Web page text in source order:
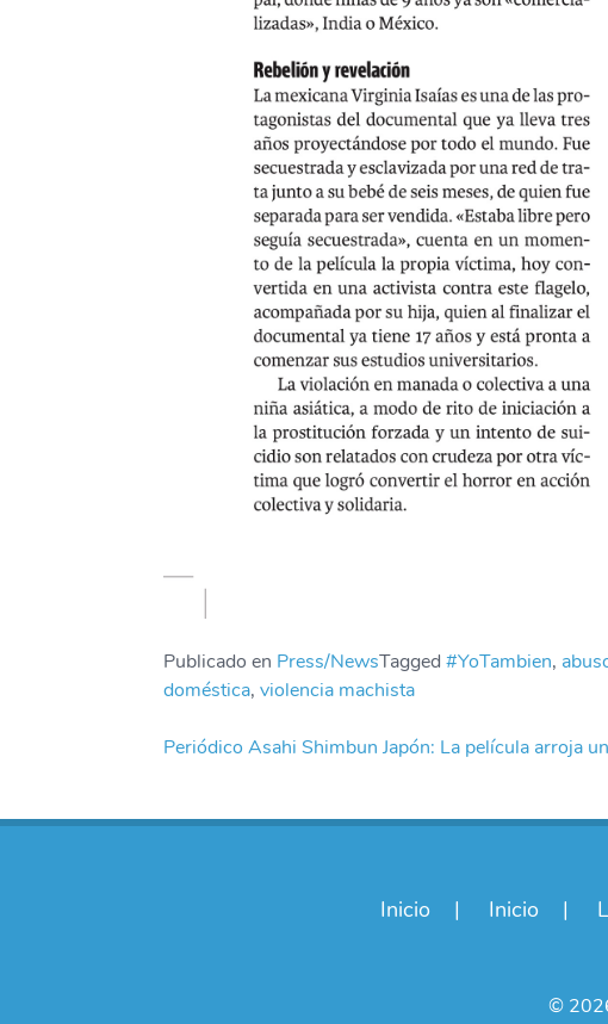
Publicado en Press/NewsTagged #YoTambien,
doméstica, violencia machista
Navegación
Periódico Asahi Shimbun Japón: La película arroja
Inicio Inicio
©